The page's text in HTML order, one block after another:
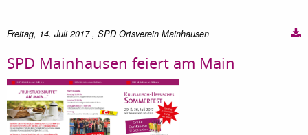
Freitag, 14. Juli 2017 , SPD Ortsverein Mainhausen
SPD Mainhausen feiert am Main